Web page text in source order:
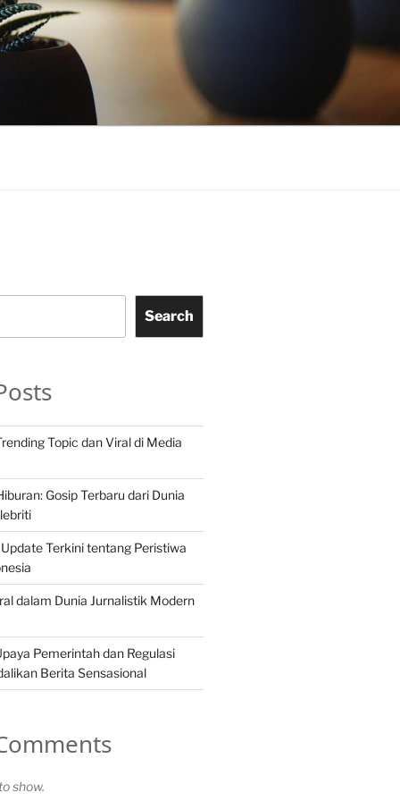
Search
Topic dan Viral di Media
Gosip Terbaru dari Dunia
Terkini tentang Peristiwa
dalam Dunia Jurnalistik Modern
Pemerintah dan Regulasi
Berita Sensasional
show.